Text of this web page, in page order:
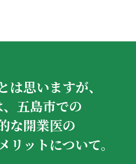
は思いますが、
、五島市での
な開業医の
リットについて。